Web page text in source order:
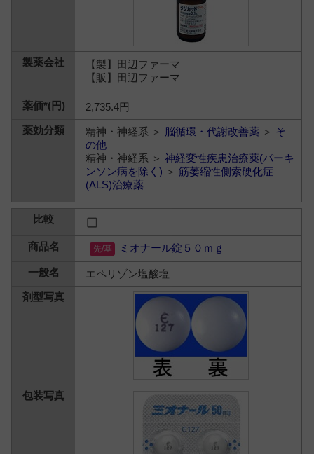
【製】田辺ファーマ
【販】田辺ファーマ
2,735.4円
精神・神経系 ＞ 脳循環・代謝改善薬 ＞ そ
の他
精神・神経系 ＞神経変性疾患治療薬(パーキ
ンソン病を除く) ＞ 筋萎縮性側索硬化症
(ALS)治療薬
ミオナール錠５０ｍｇ
エペリゾン塩酸塩